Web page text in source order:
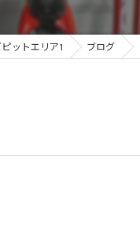
ットエリア1 ブログ